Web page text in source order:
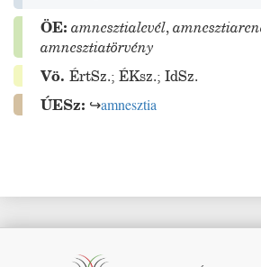
ÖE: amnesztialevél,
amnesztiatörvény
Vö. ÉrtSz.; ÉKsz.; IdSz.
ÚESz: ↪amnesztia